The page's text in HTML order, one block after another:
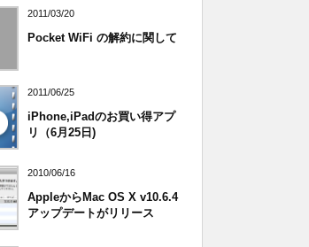
2011/03/20
Pocket WiFi の解約に関して
2011/06/25
iPhone,iPadのお買い得アプ
リ（6月25日)
2010/06/16
AppleからMac OS X v10.6.4
アップデートがリリース